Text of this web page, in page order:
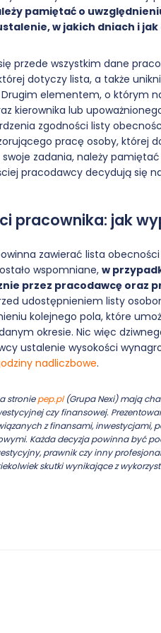
pamiętać o
w jakich dniach i
przede wszystkim dane
dotyczy lista, a także
elementem, o którym
kierownika lub
zgodności listy
pracę osoby, której
swoje zadania, należy
pracodawcy decydują się
pracownika: jak
zawierać lista
wspomniane, w
przez pracodawcę oraz
udostępnieniem listy
kolejnego pola, które
okresie. Nic więc
ustalenie wysokości
nadliczbowe.
stroniepep.pl(Grupa Nexi) mają
czy finansowej.
z finansami, inwestycjami,
Każda decyzja powinna być
prawnik czy inny
skutki wynikające z